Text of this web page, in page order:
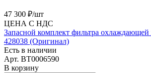
47 300 ₽/шт
ЦЕНА С НДС
Запасной комплект фильтра охлаждающей
428038 (Оригинал)
Есть в наличии
Арт. BT0006590
В корзину